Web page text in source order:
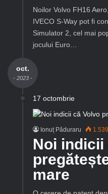
Noilor Volvo FH16
IVECO S-Way pot fi
Simulator 2, cel mai
jocului Euro…
oct.
- 2023 -
17 octombrie
Ionuț Păduraru 1.539
Noi indicii
mare